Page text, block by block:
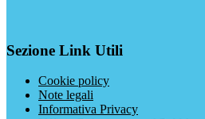
Sezione Link Utili
Cookie policy
Note legali
Informativa Privacy